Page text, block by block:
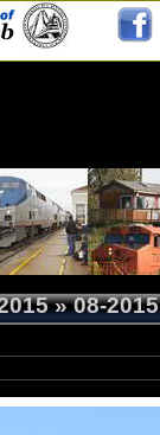
»08-2015